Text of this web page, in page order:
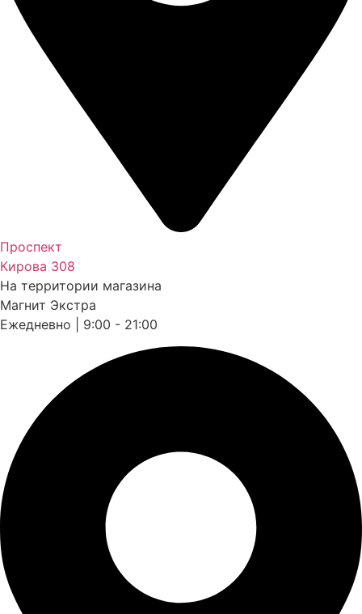
Проспект
Кирова 308
На территории магазина
Магнит Экстра
Ежедневно | 9:00 - 21:00